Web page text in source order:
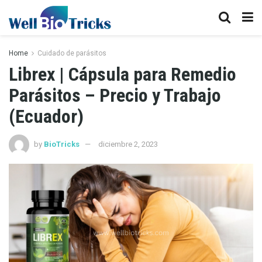
Home Cuidado de parásitos
Librex | Cápsula para Remedio
Parásitos – Precio y Trabajo
(Ecuador)
by BioTricks diciembre 2, 2023